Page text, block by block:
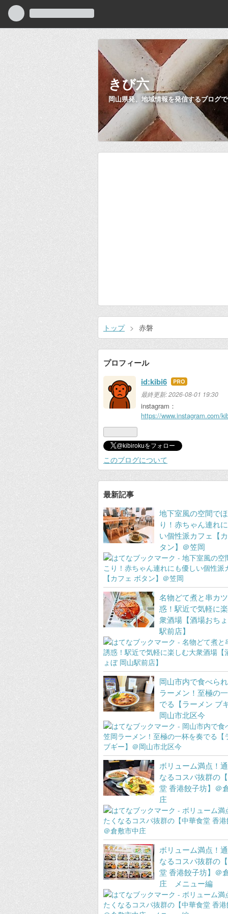
きび六
岡山県発、地域情報を発信するブログ
トップ > 赤磐
プロフィール
id:kibi6 はて
なブ
ログ
Pro
最終更新:2026-08-01 19:30
instagram：
https://www.instagram.com/
@kibirokuをフォロー
このブログについて
最新記事
地下室風の空間で
り！赤ちゃん連れ
い個性派カフェ【
タン】＠笠岡
名物どて煮と串カ
惑！駅近で気軽に
衆酒場【酒場おち
駅前店】
岡山市内で食べら
ラーメン！至極の
でる【ラーメン ブ
岡山市北区今
ボリューム満点！
なるコスパ抜群の
堂 香港餃子坊】＠
庄
ボリューム満点！
なるコスパ抜群の
堂 香港餃子坊】＠
庄 メニュー編